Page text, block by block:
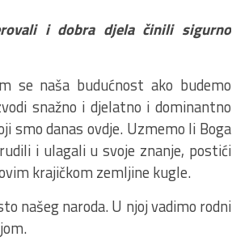
i dobra djela činili sigurno
se naša budućnost ako budemo
snažno i djelatno i dominantno
smo danas ovdje. Uzmemo li Boga
i ulagali u svoje znanje, postići
krajičkom zemljine kugle.
našeg naroda. U njoj vadimo rodni